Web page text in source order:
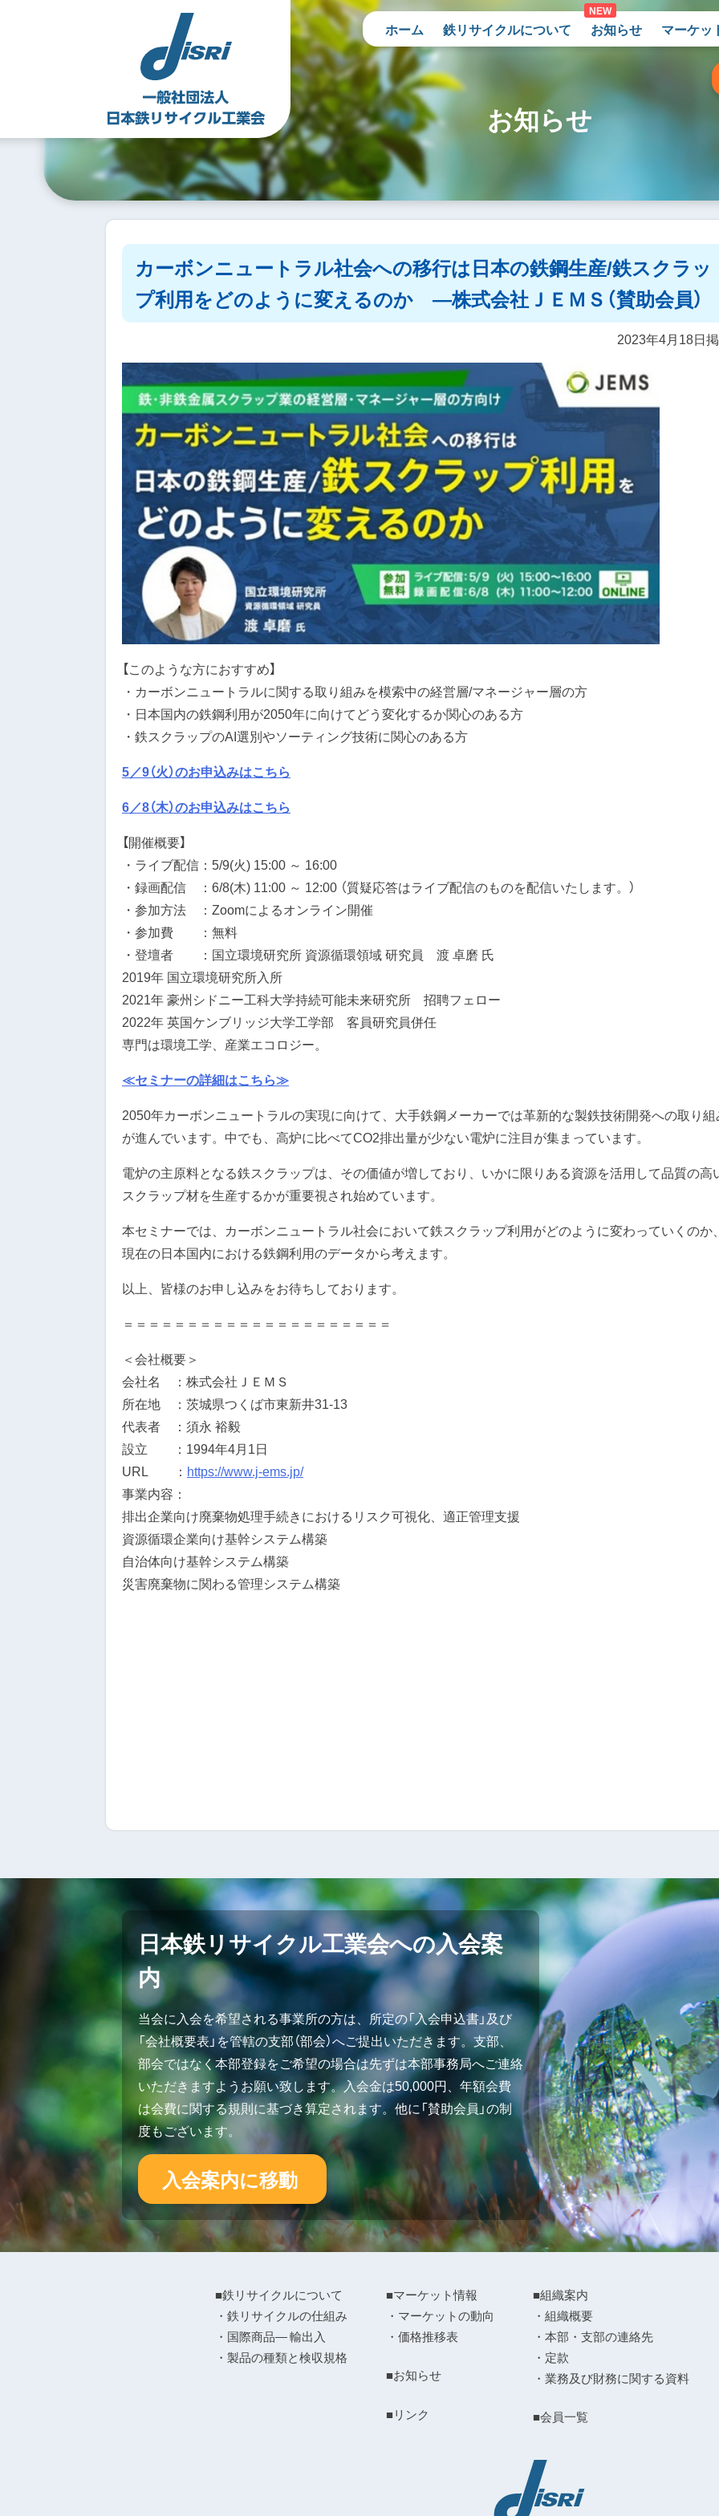
ホーム 鉄リサイクルについて お知らせ マーケッ
お知らせ
カーボンニュートラル社会への移行は日本の鉄鋼生産/鉄スクラッ
プ利用をどのように変えるのか ―株式会社ＪＥＭＳ（賛助会員）
2023年4月18日
【このような方におすすめ】
・カーボンニュートラルに関する取り組みを模索中の経営層/マネージャー層の方
・日本国内の鉄鋼利用が2050年に向けてどう変化するか関心のある方
・鉄スクラップのAI選別やソーティング技術に関心のある方
5／9（火）のお申込みはこちら
6／8（木）のお申込みはこちら
【開催概要】
・ライブ配信：5/9(火) 15:00 ～ 16:00
・録画配信 ：6/8(木) 11:00 ～ 12:00 （質疑応答はライブ配信のものを配信いたします。）
・参加方法 ：Zoomによるオンライン開催
・参加費 ：無料
・登壇者 ：国立環境研究所 資源循環領域 研究員 渡 卓磨 氏
2019年 国立環境研究所入所
2021年 豪州シドニー工科大学持続可能未来研究所 招聘フェロー
2022年 英国ケンブリッジ大学工学部 客員研究員併任
専門は環境工学、産業エコロジー。
≪セミナーの詳細はこちら≫
2050年カーボンニュートラルの実現に向けて、大手鉄鋼メーカーでは革新的な製鉄技術開発への取り組
が進んでいます。中でも、高炉に比べてCO2排出量が少ない電炉に注目が集まっています。
電炉の主原料となる鉄スクラップは、その価値が増しており、いかに限りある資源を活用して品質の高
スクラップ材を生産するかが重要視され始めています。
本セミナーでは、カーボンニュートラル社会において鉄スクラップ利用がどのように変わっていくのか、
現在の日本国内における鉄鋼利用のデータから考えます。
以上、皆様のお申し込みをお待ちしております。
＝＝＝＝＝＝＝＝＝＝＝＝＝＝＝＝＝＝＝＝＝
＜会社概要＞
会社名 ：株式会社ＪＥＭＳ
所在地 ：茨城県つくば市東新井31-13
代表者 ：須永 裕毅
設立 ：1994年4月1日
URL ： https://www.j-ems.jp/
事業内容：
排出企業向け廃棄物処理手続きにおけるリスク可視化、適正管理支援
資源循環企業向け基幹システム構築
自治体向け基幹システム構築
災害廃棄物に関わる管理システム構築
日本鉄リサイクル工業会への入会案
内
当会に入会を希望される事業所の方は、所定の「入会申込書」及び
「会社概要表」を管轄の支部（部会）へご提出いただきます。支部、
部会ではなく本部登録をご希望の場合は先ずは本部事務局へご連絡
いただきますようお願い致します。入会金は50,000円、年額会費
は会費に関する規則に基づき算定されます。他に「賛助会員」の制
度もございます。
入会案内に移動
■鉄リサイクルについて
・鉄リサイクルの仕組み
・国際商品― 輸出入
・製品の種類と検収規格
■マーケット情報
・マーケットの動向
・価格推移表
■お知らせ
■リンク
■組織案内
・組織概要
・本部・支部の連絡先
・定款
・業務及び財務に関する資料
■会員一覧